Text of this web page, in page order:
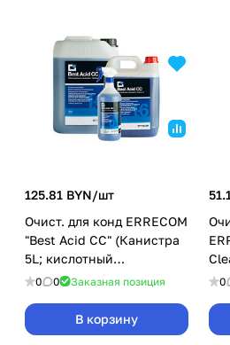
125.81 BYN/шт
Очист. для конд ERRECOM
"Best Acid CC" (Канистра
5L; кислотный
концентрат 1:6)
0 0 Заказная позиция
В корзину
0